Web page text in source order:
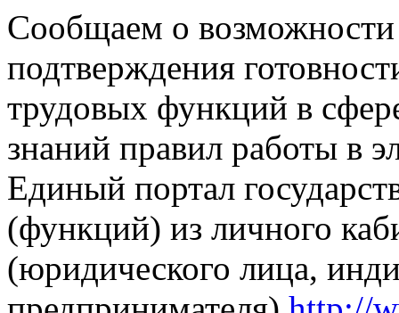
Сообщаем о возможности
подтверждения
трудовых функций в
знаний правил работы в
Единый портал
(функций) из личного
(юридического лица,